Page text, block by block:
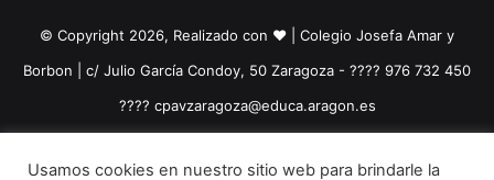
© Copyright 2026, Realizado con ❤️ | Colegio Josefa Amar y
Borbon | c/ Julio García Condoy, 50 Zaragoza - ???? 976 732 450
????​ cpavzaragoza@educa.aragon.es
FacebookYouTubeInstagram
Usamos cookies en nuestro sitio web para brindarle la